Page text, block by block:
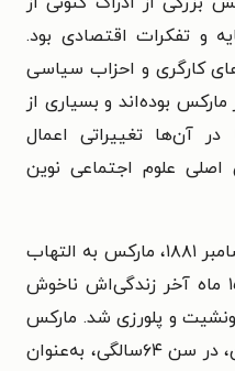
و تفکرات اقتصادی بود.
کارگری و احزاب سیاسی
بوده‌اند و بسیاری از
در آن‌ها تغییراتی اعمال
اصلی علوم اجتماعی نوین
بعد از مرگ همسرش جنی در دسامبر ۱۸۸۱، مارکس به التهاب
تنفسی مبتلا شد که او را در ۱۵ ماه آخر زندگی‌اش ناخوش
و پلورزی شد. مارکس
به تاریخ ۱۴ مارس ۱۸۸۳ در لندن، در سن ۶۴سالگی، به‌عنوان